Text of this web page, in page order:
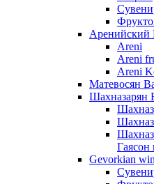
Аренийский
Areni
Areni
Areni
Матевосян
Шахназарян
Гаясон
Gevorkian